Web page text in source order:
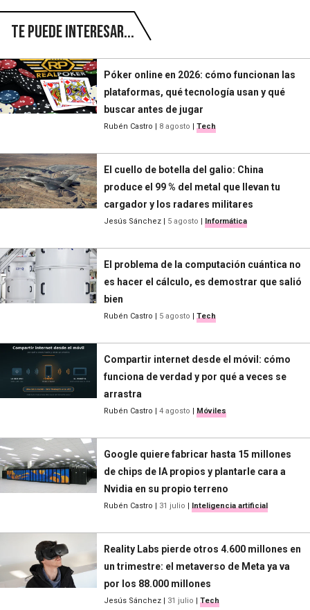
Te puede interesar...
Póker online en 2026: cómo funcionan las
plataformas, qué tecnología usan y qué
buscar antes de jugar
Rubén Castro 8 agosto Tech
El cuello de botella del galio: China
produce el 99 % del metal que llevan tu
cargador y los radares militares
Jesús Sánchez 5 agosto Informática
El problema de la computación cuántica no
es hacer el cálculo, es demostrar que salió
bien
Rubén Castro 5 agosto Tech
Compartir internet desde el móvil: cómo
funciona de verdad y por qué a veces se
arrastra
Rubén Castro 4 agosto Móviles
Google quiere fabricar hasta 15 millones
de chips de IA propios y plantarle cara a
Nvidia en su propio terreno
Rubén Castro 31 julio Inteligencia artificial
Reality Labs pierde otros 4.600 millones en
un trimestre: el metaverso de Meta ya va
por los 88.000 millones
Jesús Sánchez 31 julio Tech